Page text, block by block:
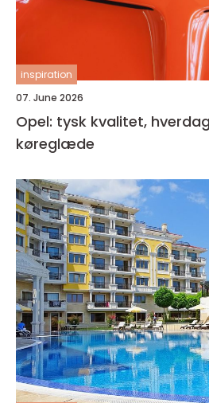
inspiration
07. June 2026
Opel: tysk kvalitet,
køreglæde